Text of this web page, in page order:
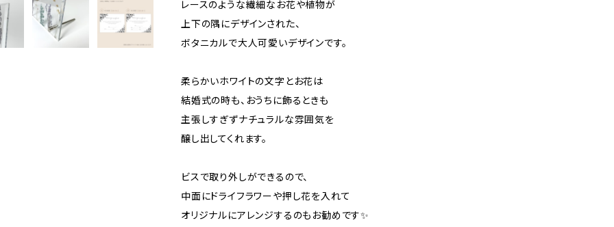
レースのような繊細なお花や植物が
上下の隅にデザインされた、
ボタニカルで大人可愛いデザインです。
柔らかいホワイトの文字とお花は
結婚式の時も、おうちに飾るときも
主張しすぎずナチュラルな雰囲気を
醸し出してくれます。
ビスで取り外しができるので、
中面にドライフラワーや押し花を入れて
オリジナルにアレンジするのもお勧めです✨